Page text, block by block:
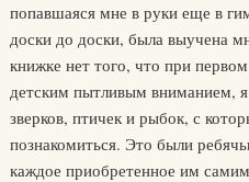
попавшаяся мне в руки еще в
доски до доски, была выучена
книжке нет того, что при
детским пытливым вниманием,
зверков, птичек и рыбок, с
познакомиться. Это были
каждое приобретенное им